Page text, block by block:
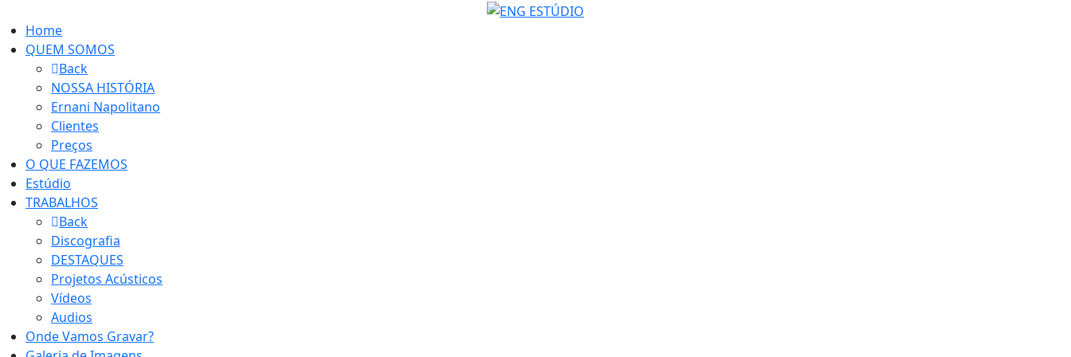
Home
QUEM SOMOS
Back
NOSSA HISTÓRIA
Ernani Napolitano
Clientes
Preços
O QUE FAZEMOS
Estúdio
TRABALHOS
Back
Discografia
DESTAQUES
Projetos Acústicos
Vídeos
Audios
Onde Vamos Gravar?